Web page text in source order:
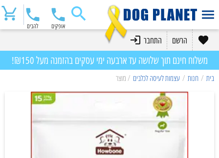
אופקים להבים
הרשם התחבר
משלוח חינם תוך שלושה עד ארבעה ימי עסקים בהזמנה מעל ₪150!
בית / חנות / עצמות לעיסה לכלבים / מוצר